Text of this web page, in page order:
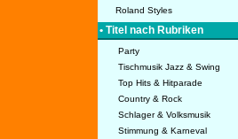
Roland Styles
• Titel nach Rubriken
Party
Tischmusik Jazz & Swing
Top Hits & Hitparade
Country & Rock
Schlager & Volksmusik
Stimmung & Karneval